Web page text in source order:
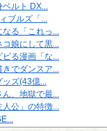
ベルト DX...
ブルズ「...
なる「これっ...
娘にして黒...
る漫画「な...
きでダンスア...
ッズ(43億...
ん、地獄で最...
人公」の特徴...